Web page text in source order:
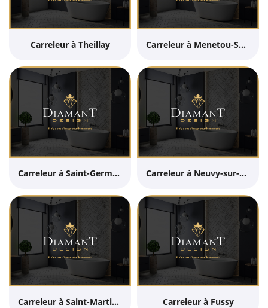
Carreleur à Theillay Carreleur à Menetou-Salon
Carreleur à Saint-Germain-du-Puy Carreleur à Neuvy-sur-Barangeon
Carreleur à Saint-Martin-d'Auxigny Carreleur à Fussy